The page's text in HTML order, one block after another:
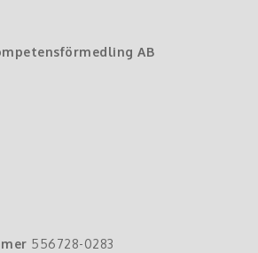
AB
556728-0283